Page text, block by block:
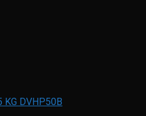
KG DVHP50B